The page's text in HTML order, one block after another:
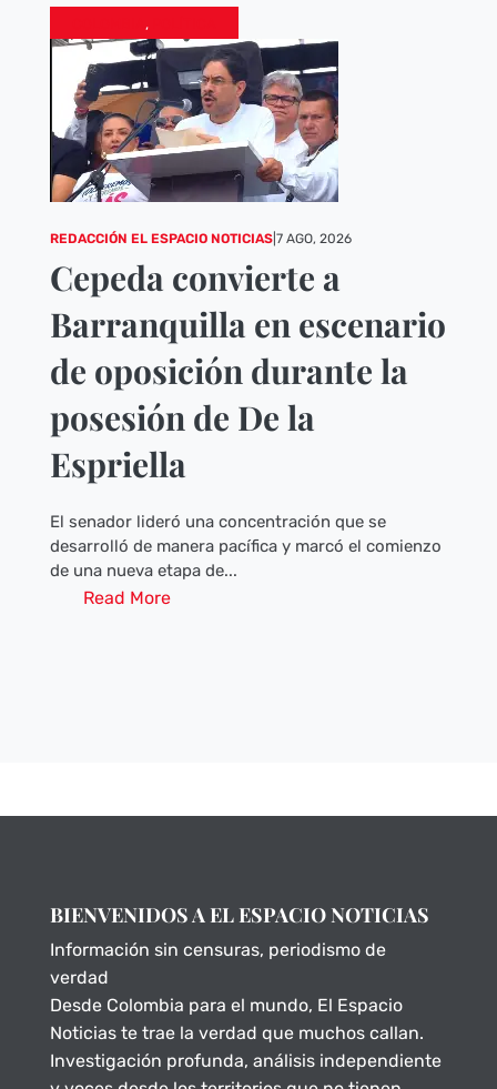
,
REDACCIÓN EL ESPACIO NOTICIAS| 7 AGO, 2026
Cepeda convierte a
Barranquilla en escenario
de oposición durante la
posesión de De la
Espriella
El senador lideró una concentración que se
desarrolló de manera pacífica y marcó el comienzo
de una nueva etapa de...
Read More
BIENVENIDOS A EL ESPACIO NOTICIAS
Información sin censuras, periodismo de
verdad
Desde Colombia para el mundo, El Espacio
Noticias te trae la verdad que muchos callan.
Investigación profunda, análisis independiente